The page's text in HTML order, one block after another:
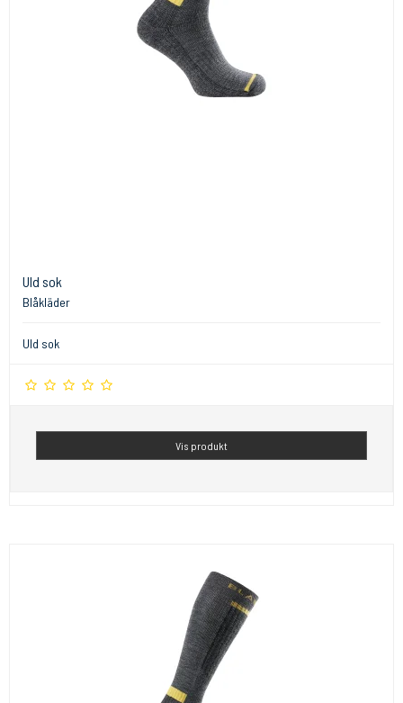
Uld sok
Blåkläder
Uld sok
Vis produkt